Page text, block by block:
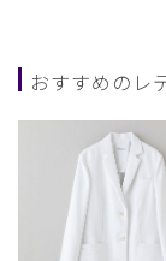
おすすめのレ